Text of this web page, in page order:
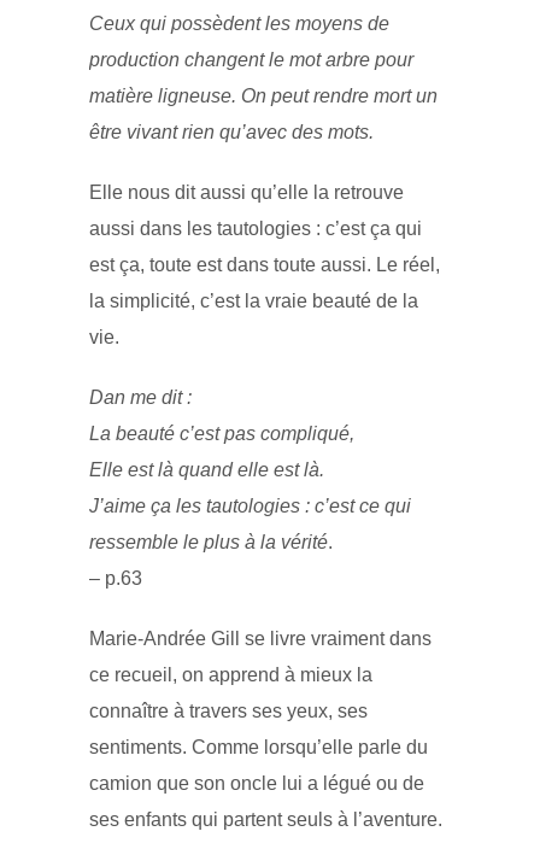
Ceux qui possèdent les moyens de
production changent le mot arbre pour
matière ligneuse. On peut rendre mort un
être vivant rien qu’avec des mots.
Elle nous dit aussi qu’elle la retrouve
aussi dans les tautologies : c’est ça qui
est ça, toute est dans toute aussi. Le réel,
la simplicité, c’est la vraie beauté de la
vie.
Dan me dit :
La beauté c’est pas compliqué,
Elle est là quand elle est là.
J’aime ça les tautologies : c’est ce qui
ressemble le plus à la vérité.
– p.63
Marie-Andrée Gill se livre vraiment dans
ce recueil, on apprend à mieux la
connaître à travers ses yeux, ses
sentiments. Comme lorsqu’elle parle du
camion que son oncle lui a légué ou de
ses enfants qui partent seuls à l’aventure.